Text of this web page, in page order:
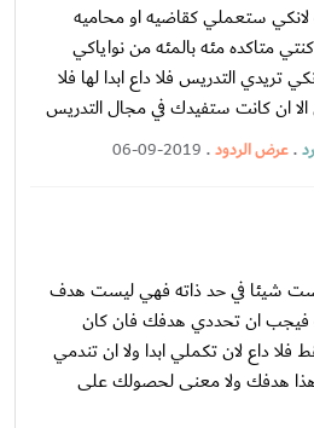
لانكي ستعملي كقاضيه او محاميه
متاكده مئه بالمئه من نواياكي
تريدي التدريس فلا داع ابدا لها فلا
ان كانت ستفيدك في مجال التدريس
.عرض الردود.
06-09-2019
شيئا في حد ذاته فهي ليست هدف
فيجب ان تحددي هدفك فان كان
داع لان تكملي ابدا ولا ان تندمي
هدفك ولا معنى لحصولك على